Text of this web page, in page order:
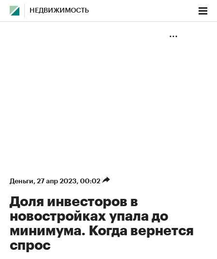
НЕДВИЖИМОСТЬ
Деньги⁠, 27 апр 2023, 00:02
Доля инвесторов в
новостройках упала до
минимума. Когда вернется
спрос